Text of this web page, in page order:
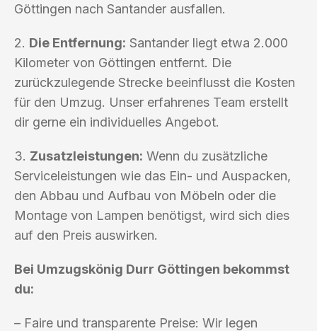
Göttingen nach Santander ausfallen.
2. Die Entfernung: Santander liegt etwa 2.000
Kilometer von Göttingen entfernt. Die
zurückzulegende Strecke beeinflusst die Kosten
für den Umzug. Unser erfahrenes Team erstellt
dir gerne ein individuelles Angebot.
3. Zusatzleistungen: Wenn du zusätzliche
Serviceleistungen wie das Ein- und Auspacken,
den Abbau und Aufbau von Möbeln oder die
Montage von Lampen benötigst, wird sich dies
auf den Preis auswirken.
Bei Umzugskönig Durr Göttingen bekommst
du:
– Faire und transparente Preise: Wir legen